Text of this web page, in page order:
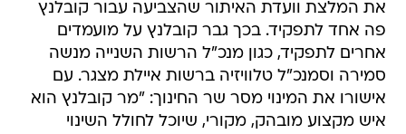
את המלצת וועדת האיתור שהצביעה עבור קובלנץ
פה אחד לתפקיד. בכך גבר קובלנץ על מועמדים
אחרים לתפקיד, כגון מנכ"ל הרשות השנייה מנשה
סמירה וסמנכ"ל טלוויזיה ברשות איילת מצגר. עם
אישורו את המינוי מסר שר החינוך: "מר קובלנץ הוא
איש מקצוע מובהק, מקורי, שיוכל לחולל השינוי